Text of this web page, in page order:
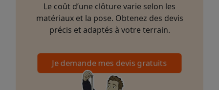
Le coût d’une clôture varie selon les
matériaux et la pose. Obtenez des devis
précis et adaptés à votre terrain.
Je demande mes devis gratuits